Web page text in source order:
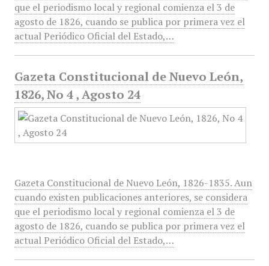
que el periodismo local y regional comienza el 3 de
agosto de 1826, cuando se publica por primera vez el
actual Periódico Oficial del Estado,…
Gazeta Constitucional de Nuevo León,
1826, No 4 , Agosto 24
Gazeta Constitucional de Nuevo León, 1826-1835. Aun
cuando existen publicaciones anteriores, se considera
que el periodismo local y regional comienza el 3 de
agosto de 1826, cuando se publica por primera vez el
actual Periódico Oficial del Estado,…